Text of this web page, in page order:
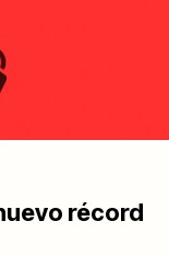
récord